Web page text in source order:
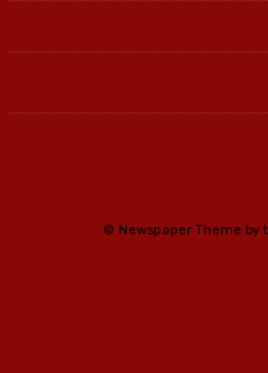
© Newspaper Theme by